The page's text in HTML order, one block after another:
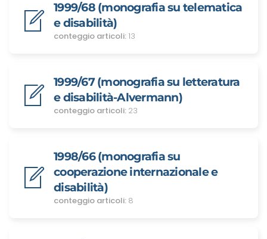
1999/68 (monografia su telematica
e disabilità)
conteggio articoli: 13
1999/67 (monografia su letteratura
e disabilità-Alvermann)
conteggio articoli: 23
1998/66 (monografia su
cooperazione internazionale e
disabilità)
conteggio articoli: 8